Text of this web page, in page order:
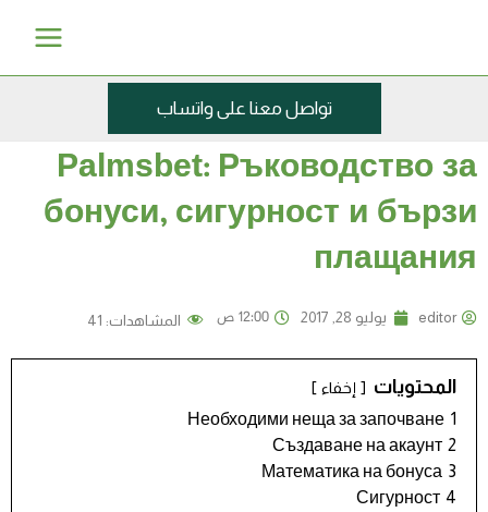
تواصل معنا على واتساب
Palmsbet: Ръководство за
бонуси, сигурност и бързи
плащания
editor يوليو 28, 2017 12:00 ص المشاهدات: 41
المحتويات إخفاء
1
Необходими неща за започване
2
Създаване на акаунт
3
Математика на бонуса
4
Сигурност